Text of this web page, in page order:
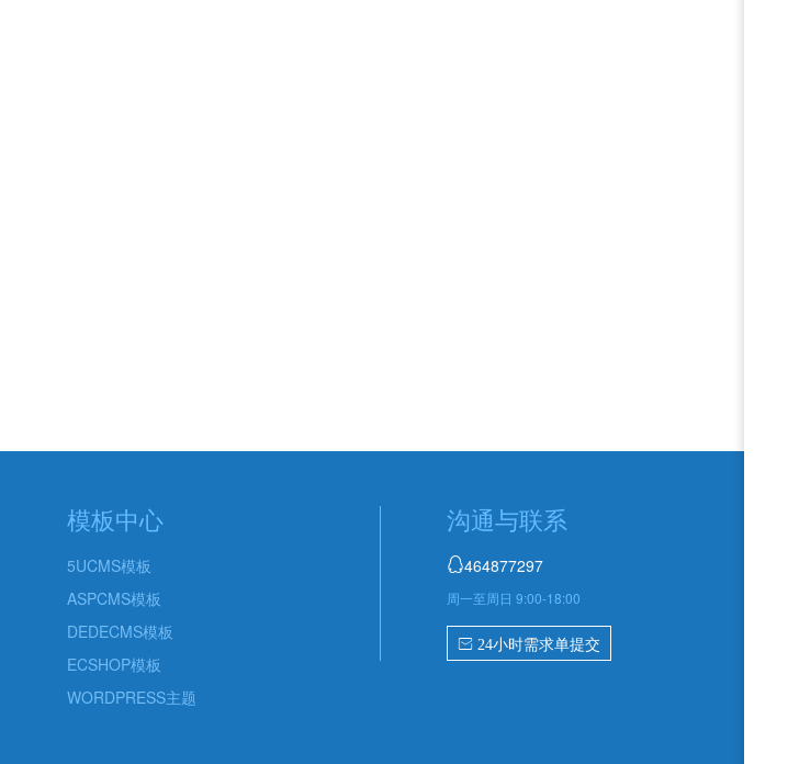
模板中心
5UCMS模板
ASPCMS模板
DEDECMS模板
ECSHOP模板
WORDPRESS主题
沟通与联系
464877297
周一至周日 9:00-18:00
 24小时需求单提交